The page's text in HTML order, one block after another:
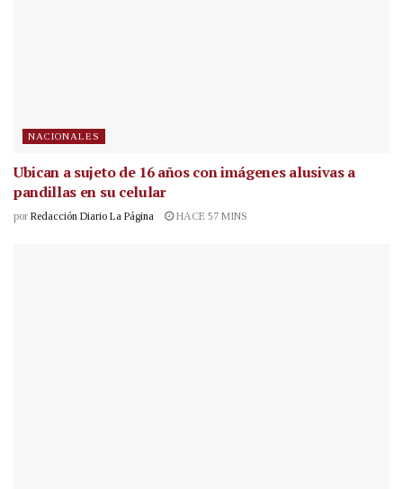
NACIONALES
Ubican a sujeto de 16 años con imágenes alusivas a
pandillas en su celular
por Redacción Diario La Página HACE 57 MINS